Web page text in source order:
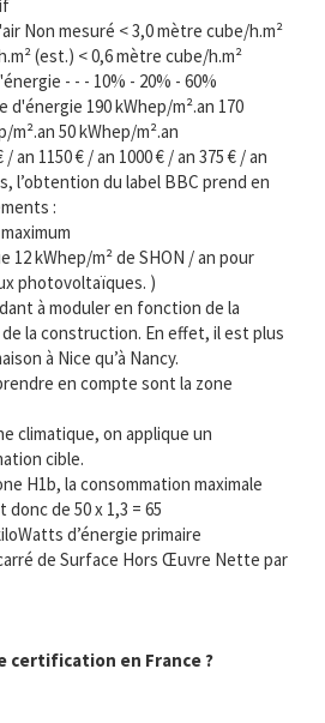
Non mesuré < 3,0 mètre cube/h.m²
(est.) < 0,6 mètre cube/h.m²
- - - 10% - 20% - 60%
d'énergie 190 kWhep/m².an 170
m².an 50 kWhep/m².an
an 1150 € / an 1000 € / an 375 € / an
l’obtention du label BBC prend en
:
12 kWhep/m² de SHON / an pour
photovoltaïques. )
à moduler en fonction de la
la construction. En effet, il est plus
à Nice qu’à Nancy.
en compte sont la zone
climatique, on applique un
cible.
H1b, la consommation maximale
de 50 x 1,3 = 65
d’énergie primaire
de Surface Hors Œuvre Nette par
certification en France ?